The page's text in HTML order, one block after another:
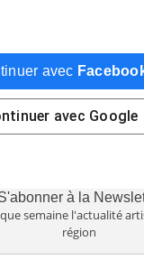
avec
avec Google
à la
semaine l'actualité
région